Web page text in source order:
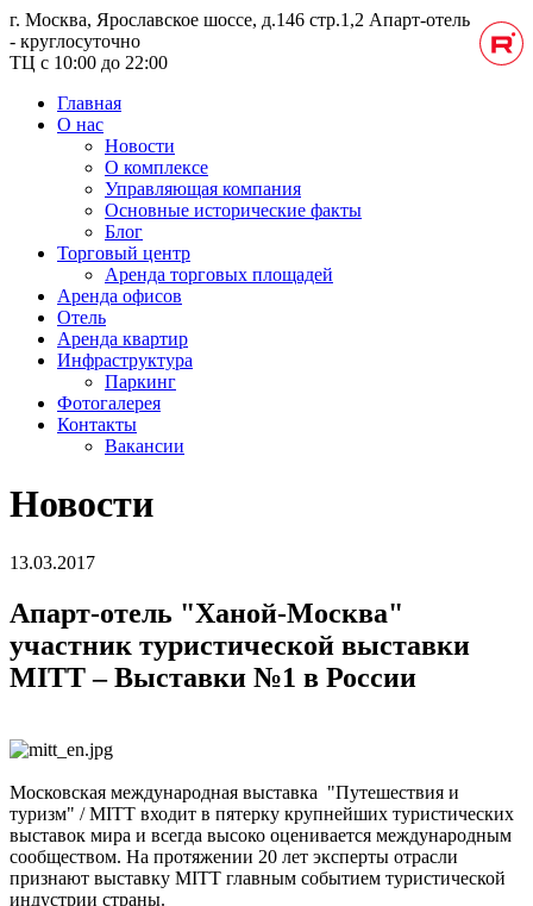
г. Москва, Ярославское шоссе, д.146 стр.1,2 Апарт-отель
- круглосуточно
ТЦ с 10:00 до 22:00
Главная
О нас
Новости
О комплексе
Управляющая компания
Основные исторические факты
Блог
Торговый центр
Аренда торговых площадей
Аренда офисов
Отель
Аренда квартир
Инфраструктура
Паркинг
Фотогалерея
Контакты
Вакансии
Новости
13.03.2017
Апарт-отель "Ханой-Москва"
участник туристической выставки
MITT – Выставки №1 в России
Московская международная выставка "Путешествия и
туризм" / MITT входит в пятерку крупнейших туристических
выставок мира и всегда высоко оценивается международным
сообществом. На протяжении 20 лет эксперты отрасли
признают выставку MITT главным событием туристической
индустрии страны.